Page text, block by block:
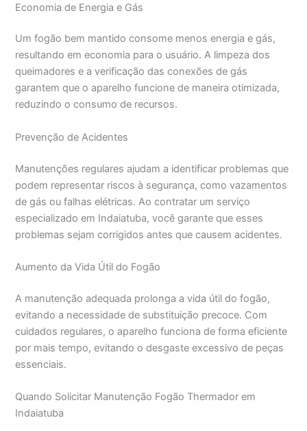
Economia de Energia e Gás
Um fogão bem mantido consome menos energia e gás,
resultando em economia para o usuário. A limpeza dos
queimadores e a verificação das conexões de gás
garantem que o aparelho funcione de maneira otimizada,
reduzindo o consumo de recursos.
Prevenção de Acidentes
Manutenções regulares ajudam a identificar problemas que
podem representar riscos à segurança, como vazamentos
de gás ou falhas elétricas. Ao contratar um serviço
especializado em Indaiatuba, você garante que esses
problemas sejam corrigidos antes que causem acidentes.
Aumento da Vida Útil do Fogão
A manutenção adequada prolonga a vida útil do fogão,
evitando a necessidade de substituição precoce. Com
cuidados regulares, o aparelho funciona de forma eficiente
por mais tempo, evitando o desgaste excessivo de peças
essenciais.
Quando Solicitar Manutenção Fogão Thermador em
Indaiatuba